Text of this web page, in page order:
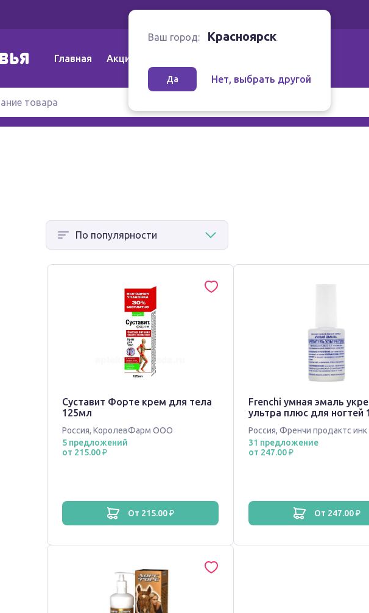
Главная Акции
Ваш город: Красноярск
Да Нет, выбрать другой
Суставит Форте крем для тела
125мл
Россия, КоролевФарм ООО
5 предложений
от 215.00 ₽
от 215.00 ₽
Frenchi умная эмаль
ультра плюс для ногтей
Россия, Френчи продактс инк
31 предложение
от 247.00 ₽
от 247.00 ₽